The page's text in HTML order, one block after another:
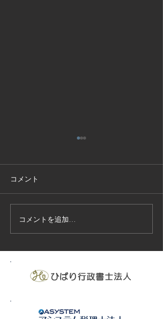
技能実習生１２名入国-フ
ィリピン、ベトナム
コメント
コメントを追加…